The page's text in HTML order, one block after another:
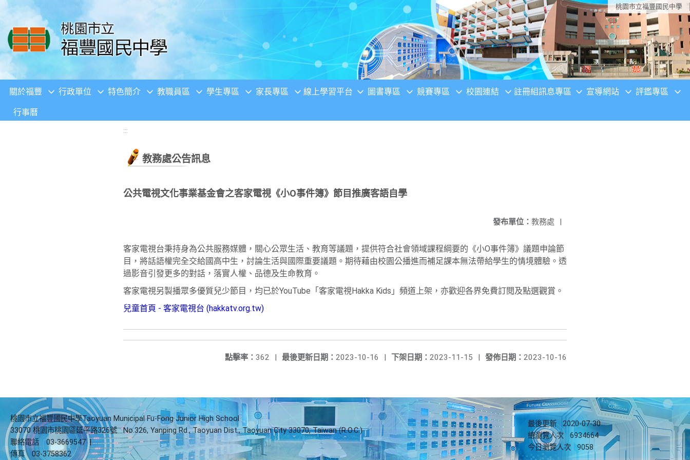
移至網頁之主要內容區位置 桃園市立福豐國民中學
關於福豐 行政單位 特色簡介 教職員區 學生專區 家長專區 線上學習平台 圖書專區 競賽專區 校園連結 註冊組訊息專區 宣導網站 評鑑專區
行事曆
:::
教務處公告訊息
公共電視文化事業基金會之客家電視《小O事件簿》節目推廣客語自學
發布單位： 教務處 |
客家電視台秉持身為公共服務媒體，關心公眾生活、教育等議題，提供符合社會領域課程綱要的《小O事件簿》議題申論節
目，將話語權完全交給國高中生，討論生活與國際重要議題。期待藉由校園公播進而補足課本無法帶給學生的情境體驗。透
過影音引發更多的對話，落實人權、品德及生命教育。
客家電視另製播眾多優質兒少節目，均已於YouTube「客家電視Hakka Kids」頻道上架，亦歡迎各界免費訂閱及點選觀賞。
兒童首頁 - 客家電視台 (hakkatv.org.tw)
發佈日期： 2023-10-16
下架日期： 2023-11-15 |
最後更新日期： 2023-10-16 |
點擊率： 362 |
桃園市立福豐國民中學Taoyuan Municipal Fu-Fong Junior High School
33070 桃園市桃園區延平路326號
No.326, Yanping Rd., Taoyuan Dist., Taoyuan City 33070, Taiwan (R.O.C.)
聯絡電話
03-3669547 |
傳真
03-3758362
最後更新
2020-07-30
總瀏覽人次
6934664
今日瀏覽人次
9058